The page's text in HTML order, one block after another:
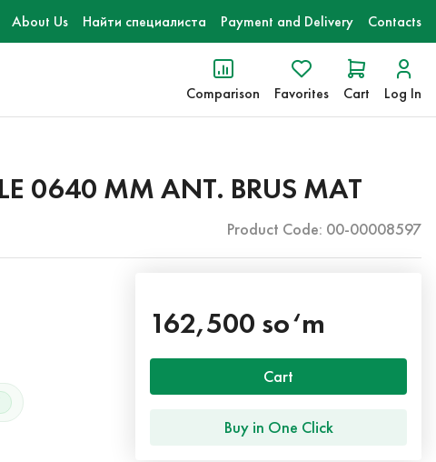
About Us Найти специалиста Payment and Delivery Contacts
Comparison Favorites Cart Log In
0640 MM ANT. BRUS MAT
Product Code: 00-00008597
162,500 so‘m
Cart
Buy in One Click